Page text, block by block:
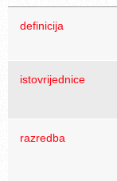
definicija
istovrijednice
razredba